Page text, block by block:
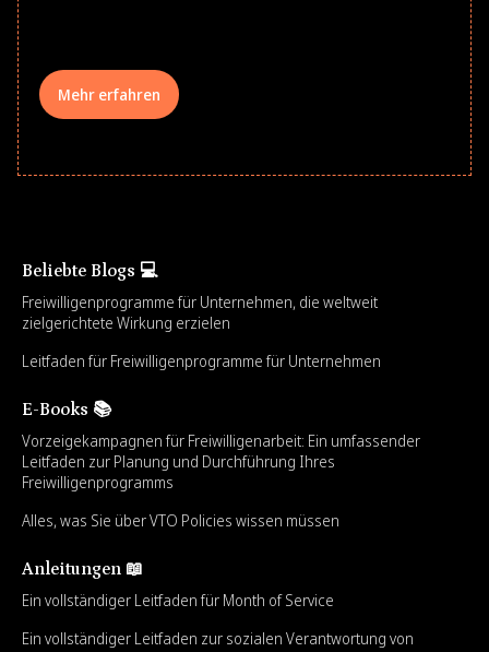
Mehr erfahren
Beliebte Blogs 💻
Freiwilligenprogramme für Unternehmen, die weltweit
zielgerichtete Wirkung erzielen
Leitfaden für Freiwilligenprogramme für Unternehmen
E-Books 📚
Vorzeigekampagnen für Freiwilligenarbeit: Ein umfassender
Leitfaden zur Planung und Durchführung Ihres
Freiwilligenprogramms
Alles, was Sie über VTO Policies wissen müssen
Anleitungen 📖
Ein vollständiger Leitfaden für Month of Service
Ein vollständiger Leitfaden zur sozialen Verantwortung von